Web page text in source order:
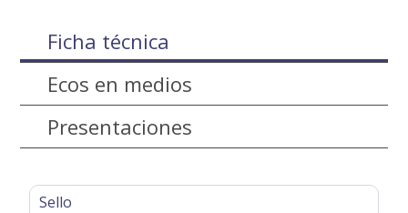
Ficha técnica
Ecos en medios
Presentaciones
Sello